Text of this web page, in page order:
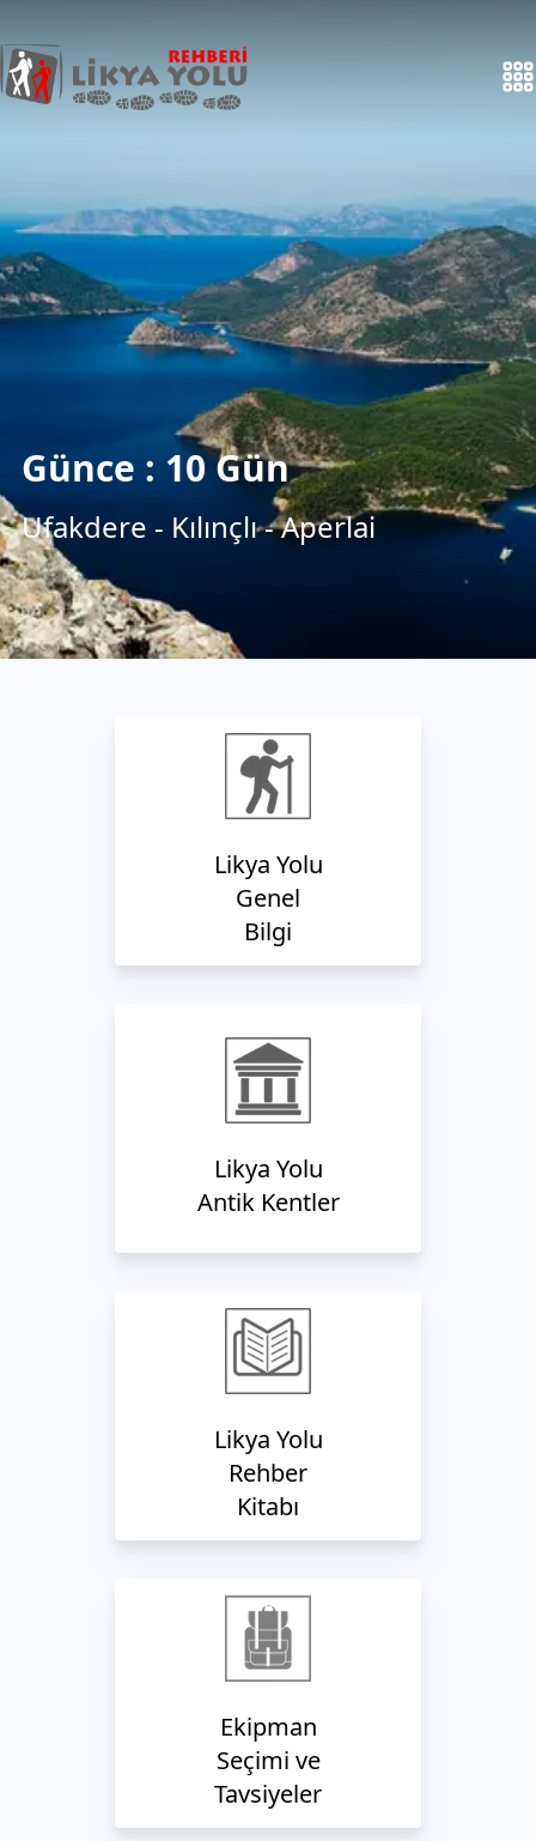
Günce : 10 Gün
Ufakdere - Kılınçlı - Aperlai
Likya Yolu
Genel
Bilgi
Likya Yolu
Antik Kentler
Likya Yolu
Rehber
Kitabı
Ekipman
Seçimi ve
Tavsiyeler